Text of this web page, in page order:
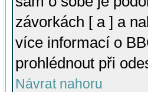
závorkách [ a ] a
více informací o
prohlédnout při
Návrat nahoru